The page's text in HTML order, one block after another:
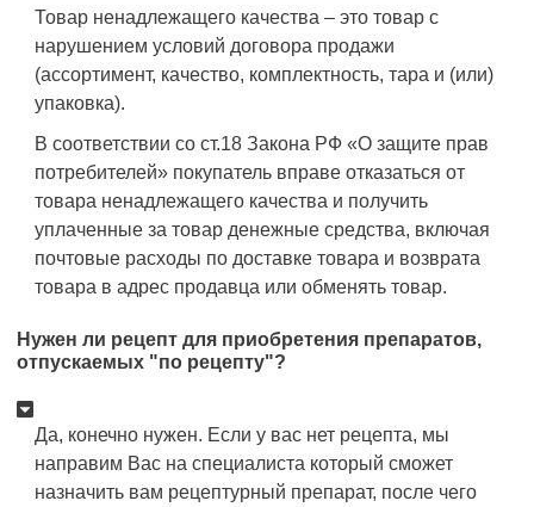
Товар ненадлежащего качества – это товар с
нарушением условий договора продажи
(ассортимент, качество, комплектность, тара и (или)
упаковка).
В соответствии со ст.18 Закона РФ «О защите прав
потребителей» покупатель вправе отказаться от
товара ненадлежащего качества и получить
уплаченные за товар денежные средства, включая
почтовые расходы по доставке товара и возврата
товара в адрес продавца или обменять товар.
Нужен ли рецепт для приобретения препаратов,
отпускаемых "по рецепту"?
Да, конечно нужен. Если у вас нет рецепта, мы
направим Вас на специалиста который сможет
назначить вам рецептурный препарат, после чего